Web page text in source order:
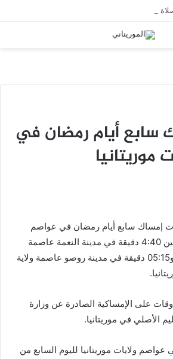
سابع أيام رمضان في
موريتانيا
إمساك سابع أيام رمضان في عواصم
الولايات الموريتانية ما بين 4:40 دقيقة في مدينة النعمة عاصمة
ولاية الحوض الشرقي، و05:15 دقيقة في مدينة روصو عاصمة ولاية
على الإمساكية الصادرة عن وزارة
الأصلي في موريتانيا.
ولايات موريتانيا لليوم السابع من